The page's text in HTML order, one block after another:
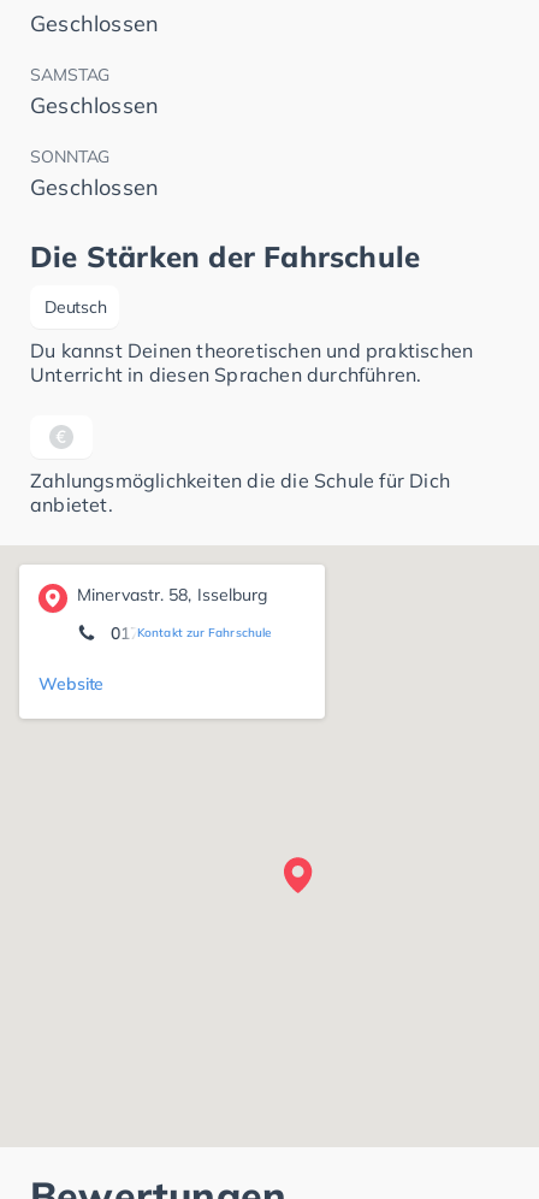
Geschlossen
SAMSTAG
Geschlossen
SONNTAG
Geschlossen
Die Stärken der Fahrschule
Deutsch
Du kannst Deinen theoretischen und praktischen
Unterricht in diesen Sprachen durchführen.
Zahlungsmöglichkeiten die die Schule für Dich
anbietet.
Minervastr. 58, Isselburg
Kontakt zur Fahrschule
0172 2 53 28 21
Website